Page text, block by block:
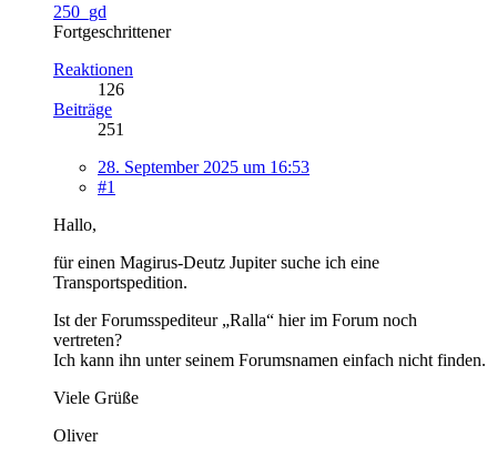
250_gd
Fortgeschrittener
Reaktionen
126
Beiträge
251
28. September 2025 um 16:53
#1
Hallo,
für einen Magirus-Deutz Jupiter suche ich eine
Transportspedition.
Ist der Forumsspediteur „Ralla“ hier im Forum noch
vertreten?
Ich kann ihn unter seinem Forumsnamen einfach nicht finden.
Viele Grüße
Oliver